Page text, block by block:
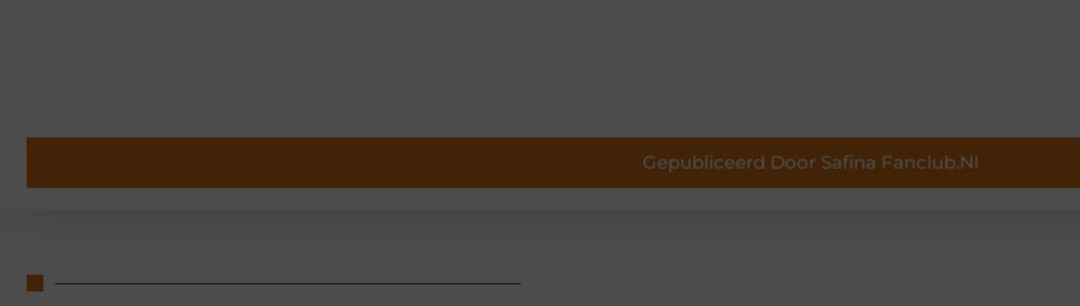
Gepubliceerd Door Safina Fanclub.nl